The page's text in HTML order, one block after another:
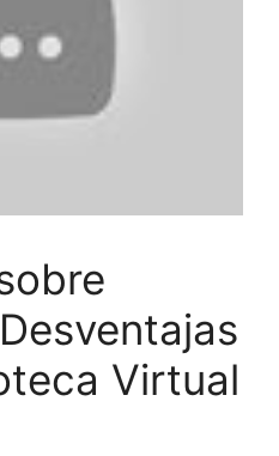
Virtual